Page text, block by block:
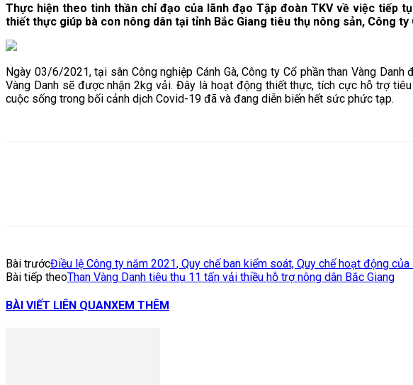
Thực hiện theo tinh thần chỉ đạo của lãnh đạo Tập đoàn TKV về việc tiếp
thiết thực giúp bà con nông dân tại tỉnh Bắc Giang tiêu thụ nông sản, Công
Ngày 03/6/2021, tại sân Công nghiệp Cánh Gà, Công ty Cổ phần than Vàng
Vàng Danh sẽ được nhận 2kg vải. Đây là hoạt động thiết thực, tích cực hỗ trợ
cuộc sống trong bối cảnh dịch Covid-19 đã và đang diễn biến hết sức phức tạp.
Bài trướcĐiều lệ Công ty năm 2021, Quy chế ban kiểm soát, Quy chế hoạt động của
Bài tiếp theoThan Vàng Danh tiêu thụ 11 tấn vải thiều hỗ trợ nông dân Bắc Giang
BÀI VIẾT LIÊN QUANXEM THÊM